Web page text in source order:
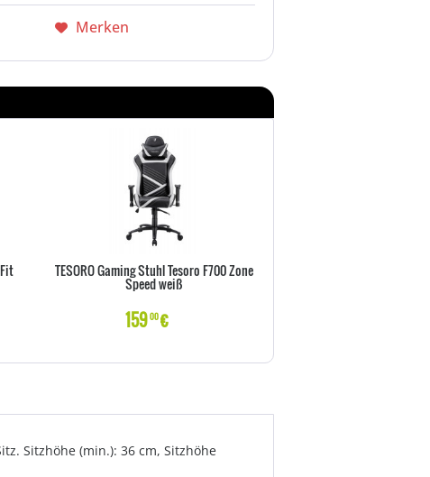
Merken
TESORO Gaming Stuhl Tesoro F700 Zone
Speed weiß
15900€
Sitzhöhe (min.): 36 cm, Sitzhöhe